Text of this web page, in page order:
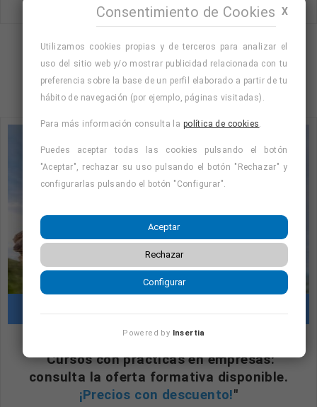
Mostrando página 1 de 53 (Total 210)
1 2 3 4 … 53
Cursos con prácticas en empresas
"Cursos con prácticas en empresas:
consulta la oferta formativa disponible.
¡Precios con descuento!"
X
Consentimiento de Cookies
Utilizamos cookies propias y de terceros para analizar el
uso del sitio web y/o mostrar publicidad relacionada con tu
preferencia sobre la base de un perfil elaborado a partir de tu
hábito de navegación (por ejemplo, páginas visitadas).
Para más información consulta la política de cookies.
Puedes aceptar todas las cookies pulsando el botón
"Aceptar", rechazar su uso pulsando el botón "Rechazar" y
configurarlas pulsando el botón "Configurar".
Aceptar
Rechazar
Configurar
Powered by Insertia